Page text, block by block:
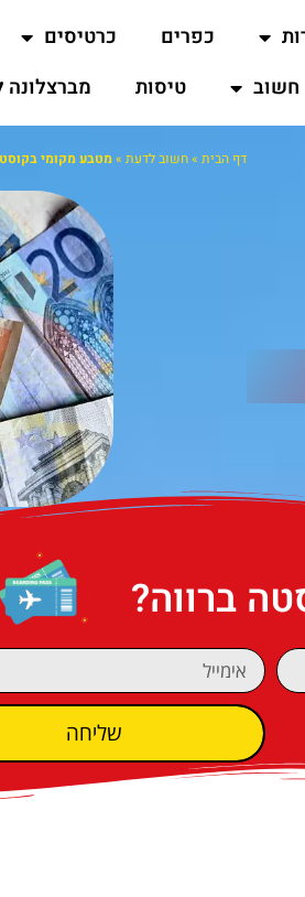
כפרים כרטיסים
חשוב טיסות מברצלונה
דף הבית »חשוב לדעת »מטבע מקומי
ברווה?
שליחה